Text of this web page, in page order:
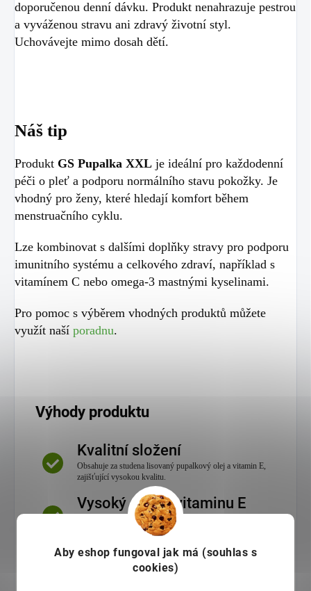
Aby eshop fungoval jak má (souhlas s
cookies)
doporučenou denní dávku. Produkt nenahrazuje pestrou
a vyváženou stravu ani zdravý životní styl.
Uchovávejte mimo dosah dětí.
Náš tip
Produkt GS Pupalka XXL je ideální pro každodenní
péči o pleť a podporu normálního stavu pokožky. Je
vhodný pro ženy, které hledají komfort během
menstruačního cyklu.
Lze kombinovat s dalšími doplňky stravy pro podporu
imunitního systému a celkového zdraví, například s
vitamínem C nebo omega-3 mastnými kyselinami.
Pro pomoc s výběrem vhodných produktů můžete
využít naší poradnu.
Výhody produktu
Kvalitní složení
Obsahuje za studena lisovaný pupalkový olej a vitamin E,
zajišťující vysokou kvalitu.
Vysoký obsah vitaminu E
Každá kapsle obsahuje 50 mg vitaminu E, což je 417%
Ekologické balení
Dodáváno v ekologické dóze bez nadbytečného obalu,